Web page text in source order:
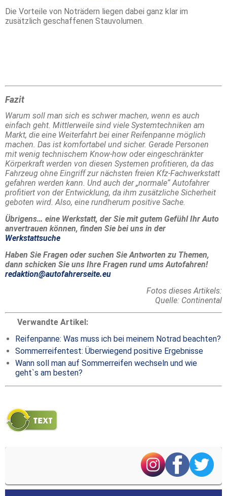
Die Vorteile von Noträdern liegen dabei ganz klar im
zusätzlich geschaffenen Stauvolumen.
Fazit
Warum soll man sich es schwer machen, wenn es auch
einfach geht. Mittlerweile sind viele Systemtechniken am
Markt, die eine Weiterfahrt bei einer Reifenpanne möglich
machen. Das ist komfortabel und sicher. Gerade Personen
mit wenig technischem Know-how oder eingeschränkter
Körperkraft werden von diesen Systemen profitieren, da das
Fahrzeug ohne Eingriff zur nächsten freien Kfz-Fachwerkstatt
gefahren werden kann. Und auch der „normale“ Autofahrer
profitiert von der Entwicklung, da ihm zusätzliche Sicherheit
geboten wird. Also, eine rundherum positive Sache.
Übrigens… eine Werkstatt, der Sie mit gutem Gefühl Ihr Auto
anvertrauen können, finden Sie bei uns in der
Werkstattsuche
Haben Sie Fragen oder suchen Sie Antworten zu Themen,
dann schicken Sie uns Ihre Fragen rund ums Autofahren!
redaktion@autofahrerseite.eu
Fotos dieses Artikels:
Quelle: Continental
Verwandte Artikel:
Reifenpanne: Was muss ich bei meinem Notrad beachten?
Sommerreifentest: Überwiegend positive Ergebnisse
Wann soll man auf Sommerreifen wechseln und wie
geht`s am besten?